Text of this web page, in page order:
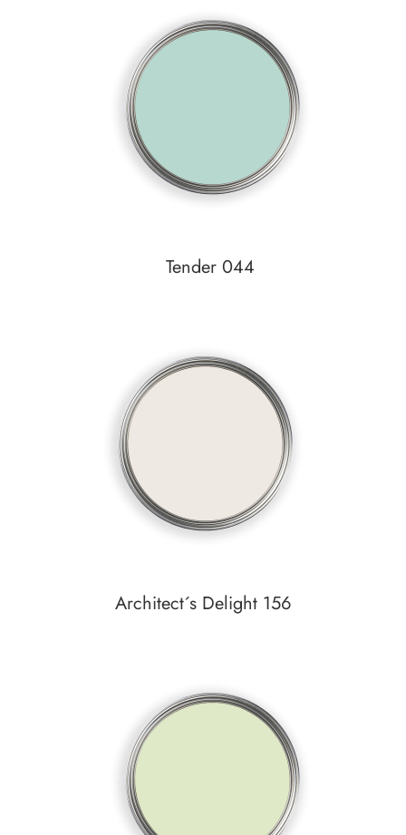
Auf den Wunschzettel
Tender 044
Auf den Wunschzettel
Architect´s Delight 156
Auf den Wunschzettel